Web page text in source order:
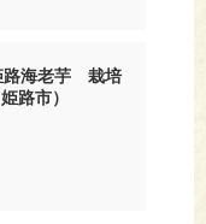
海老芋 栽培
路市）